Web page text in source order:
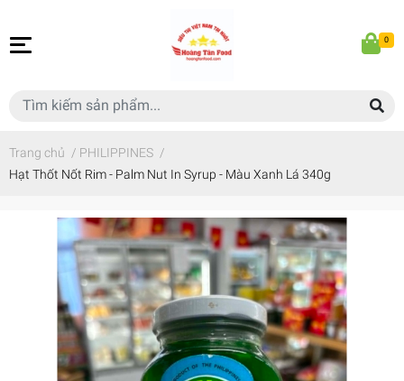
0
Trang chủ / PHILIPPINES /
Hạt Thốt Nốt Rim - Palm Nut In Syrup - Màu Xanh Lá 340g